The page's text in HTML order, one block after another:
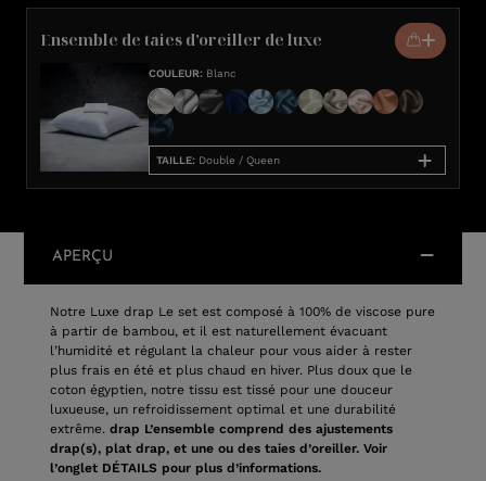
Ensemble de taies d’oreiller de luxe
COULEUR: Blanc
TAILLE: Double / Queen
APERÇU
Notre Luxe drap Le set est composé à 100% de viscose pure
à partir de bambou, et il est naturellement évacuant
l’humidité et régulant la chaleur pour vous aider à rester
plus frais en été et plus chaud en hiver. Plus doux que le
coton égyptien, notre tissu est tissé pour une douceur
luxueuse, un refroidissement optimal et une durabilité
extrême. drap L’ensemble comprend des ajustements
drap(s), plat drap, et une ou des taies d’oreiller. Voir
l’onglet DÉTAILS pour plus d’informations.